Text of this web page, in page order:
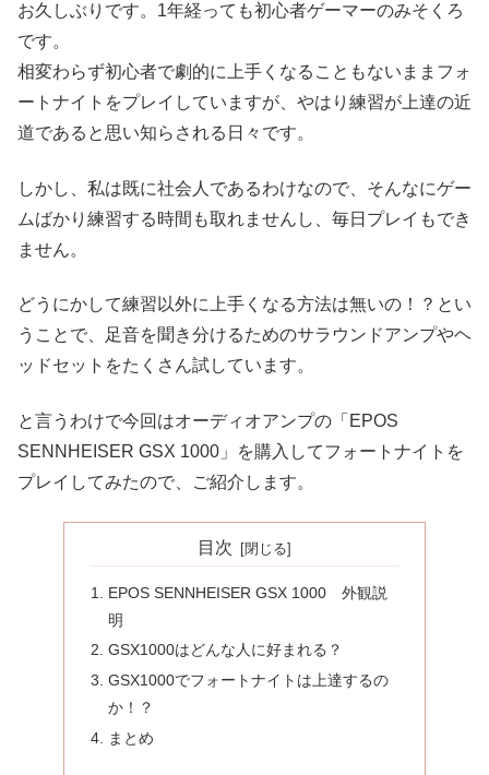
お久しぶりです。1年経っても初心者ゲーマーのみそくろ
です。
相変わらず初心者で劇的に上手くなることもないままフォ
ートナイトをプレイしていますが、やはり練習が上達の近
道であると思い知らされる日々です。
しかし、私は既に社会人であるわけなので、そんなにゲー
ムばかり練習する時間も取れませんし、毎日プレイもでき
ません。
どうにかして練習以外に上手くなる方法は無いの！？とい
うことで、足音を聞き分けるためのサラウンドアンプやヘ
ッドセットをたくさん試しています。
と言うわけで今回はオーディオアンプの「EPOS
SENNHEISER GSX 1000」を購入してフォートナイトを
プレイしてみたので、ご紹介します。
目次
EPOS SENNHEISER GSX 1000 外観説
明
GSX1000はどんな人に好まれる？
GSX1000でフォートナイトは上達するの
か！？
まとめ